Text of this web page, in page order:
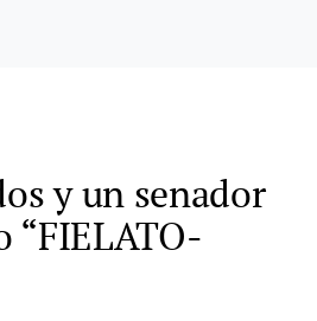
y un senador